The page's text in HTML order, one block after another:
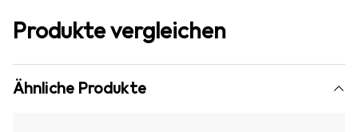
Produkte vergleichen
Ähnliche Produkte